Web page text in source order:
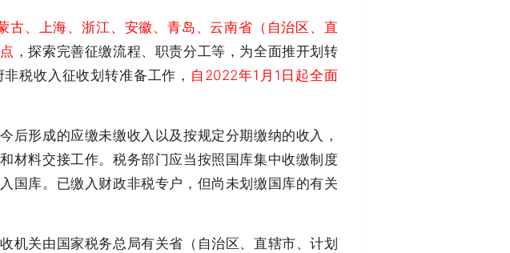
古、上海、浙江、安徽、青岛、云南省（自治区、直
，探索完善征缴流程、职责分工等，为全面推开划转
税收入征收划转准备工作， 自2022年1月1日起全面
形成的应缴未缴收入以及按规定分期缴纳的收入，
材料交接工作。税务部门应当按照国库集中收缴制度
国库。已缴入财政非税专户，但尚未划缴国库的有关
关由国家税务总局有关省（自治区、直辖市、计划